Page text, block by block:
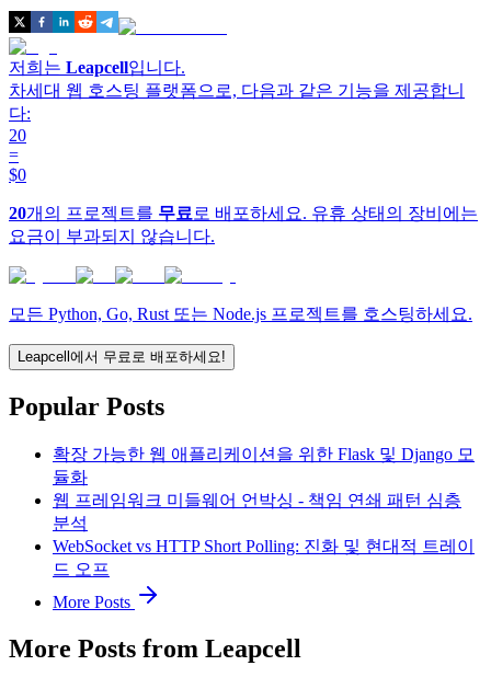
저희는 Leapcell입니다.
차세대 웹 호스팅 플랫폼으로, 다음과 같은 기능을 제공합니
다:
20
=
$0
20개의 프로젝트를 무료 로 배포하세요. 유휴 상태의 장비에는
요금이 부과되지 않습니다.
모든 Python, Go, Rust 또는 Node.js 프로젝트를 호스팅하세요.
Leapcell에서 무료로 배포하세요!
Popular Posts
확장 가능한 웹 애플리케이션을 위한 Flask 및 Django 모
듈화
웹 프레임워크 미들웨어 언박싱 - 책임 연쇄 패턴 심층
분석
WebSocket vs HTTP Short Polling: 진화 및 현대적 트레이
드 오프
More Posts
More Posts from Leapcell